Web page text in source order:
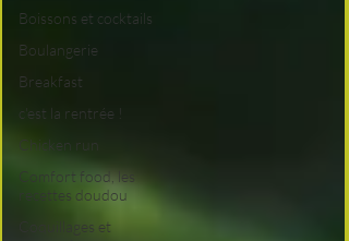
Boissons et cocktails
Boulangerie
Breakfast
c'est la rentrée !
Chicken run
Comfort food, les
recettes doudou
Coquillages et